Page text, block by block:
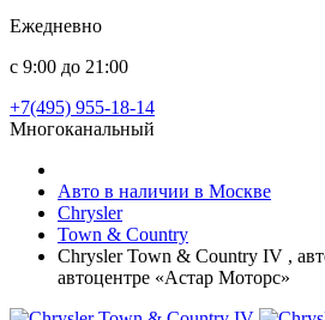
Ежедневно
с 9:00 до 21:00
+7(495) 955-18-14
Многоканальный
Авто в наличии в Москве
Chrysler
Town & Country
Chrysler Town & Country IV ,
автоцентре «Астар Моторс»